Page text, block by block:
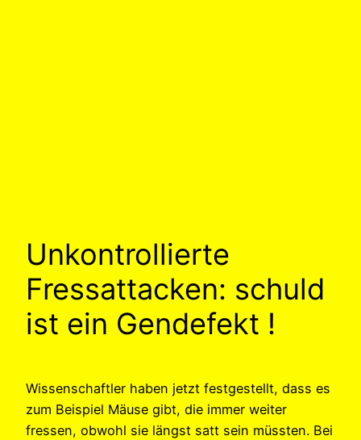
Unkontrollierte
Fressattacken: schuld
ist ein Gendefekt !
Wissenschaftler haben jetzt festgestellt, dass es
zum Beispiel Mäuse gibt, die immer weiter
fressen, obwohl sie längst satt sein müssten. Bei